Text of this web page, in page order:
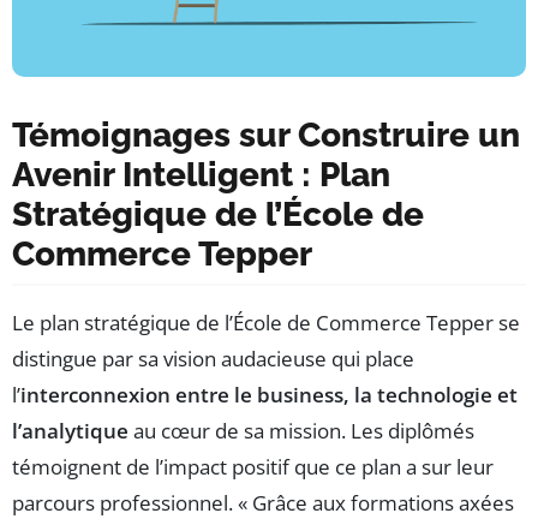
Témoignages sur Construire un
Avenir Intelligent : Plan
Stratégique de l’École de
Commerce Tepper
Le plan stratégique de l’École de Commerce Tepper se
distingue par sa vision audacieuse qui place
l’interconnexion entre le business, la technologie et
l’analytique au cœur de sa mission. Les diplômés
témoignent de l’impact positif que ce plan a sur leur
parcours professionnel. « Grâce aux formations axées